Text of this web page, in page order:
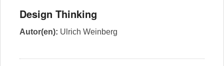
Design Thinking
Autor(en): Ulrich Weinberg